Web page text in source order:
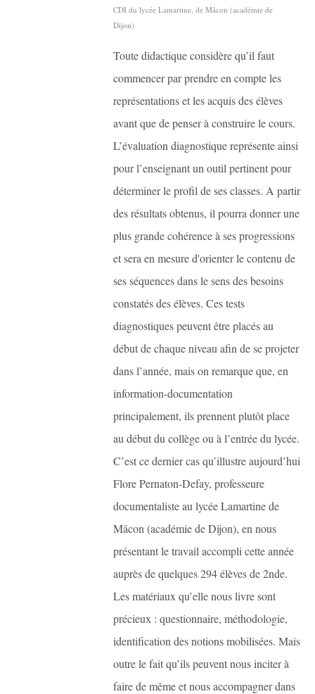
CDI du lycée Lamartine, de Mâcon (académie de
Dijon)
Toute didactique considère qu’il faut
commencer par prendre en compte les
représentations et les acquis des élèves
avant que de penser à construire le cours.
L’évaluation diagnostique représente ainsi
pour l’enseignant un outil pertinent pour
déterminer le profil de ses classes. A partir
des résultats obtenus, il pourra donner une
plus grande cohérence à ses progressions
et sera en mesure d'orienter le contenu de
ses séquences dans le sens des besoins
constatés des élèves. Ces tests
diagnostiques peuvent être placés au
début de chaque niveau afin de se projeter
dans l’année, mais on remarque que, en
information-documentation
principalement, ils prennent plutôt place
au début du collège ou à l’entrée du lycée.
C’est ce dernier cas qu’illustre aujourd’hui
Flore Pernaton-Defay, professeure
documentaliste au lycée Lamartine de
Mâcon (académie de Dijon), en nous
présentant le travail accompli cette année
auprès de quelques 294 élèves de 2nde.
Les matériaux qu’elle nous livre sont
précieux : questionnaire, méthodologie,
identification des notions mobilisées. Mais
outre le fait qu’ils peuvent nous inciter à
faire de même et nous accompagner dans